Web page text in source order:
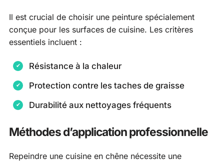
Il est crucial de choisir une peinture spécialement
conçue pour les surfaces de cuisine. Les critères
essentiels incluent :
Résistance à la chaleur
Protection contre les taches de graisse
Durabilité aux nettoyages fréquents
Méthodes d’application professionnelle
Repeindre une cuisine en chêne nécessite une